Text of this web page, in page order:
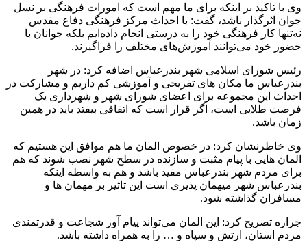
وی با تاکید بر اینکه برای ما مهم است که امورات فرهنگی بر نسل
جوان اثرگذار باشد، گفت: با احداث مرکز فرهنگی دفاع مقدس
نه‌تنها کار فرهنگی خود را به درستی انجام داده‌ایم بلکه جوانان با
حضور خود می‌توانند آموزش‌های مختلف را فراگیرند.
رئیس شورای اسلامی شهر بندرعباس اضافه کرد: در شهر
بندرعباس ما مکان های تفریحی و آموزشی کم داریم و مشارکت در
احداث این مجموعه برای اعضای شورای شهر و شهرداری یک
فرصت طلایی است، اگر قرار است که اتفاقی بیفتد باید در همین
زمان باشد.
وی خاطرنشان کرد: در خصوص المان ما هم موافق این هستیم که
المان هایی با پیام مثبت و سازنده در سطح شهر نصب شوند که هم
برای مردم شهر بندرعباس مفید باشد و هم به واسطه اینکه
بندرعباس شهر میهمان پذیری است این تاثیر بر مهمان ها و
مسافران گذاشته شود.
جراره تصریح کرد: این المان می‌تواند پیام آور شجاعت و قدرتمندی
مردم استان، ارتش و سپاه و … را به همراه داشته باشد.